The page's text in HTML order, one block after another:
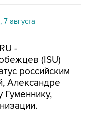
августа
-
(ISU)
российским
Александре
Гуменнику,